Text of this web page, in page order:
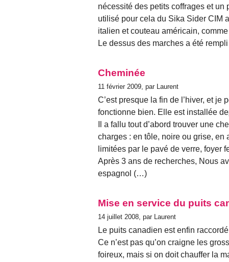
nécessité des petits coffrages et un
utilisé pour cela du Sika Sider CIM
italien et couteau américain,
Le dessus des marches a été
Cheminée
11 février 2009, par Laurent
C’est presque la fin de l’hiver, et je
fonctionne bien. Elle est installée
Il a fallu tout d’abord trouver une
charges : en tôle, noire ou grise,
limitées par le pavé de verre, foyer
Après 3 ans de recherches, Nous
espagnol (…)
Mise en service du puits
14 juillet 2008, par Laurent
Le puits canadien est enfin
Ce n’est pas qu’on craigne les
foireux, mais si on doit chauffer la